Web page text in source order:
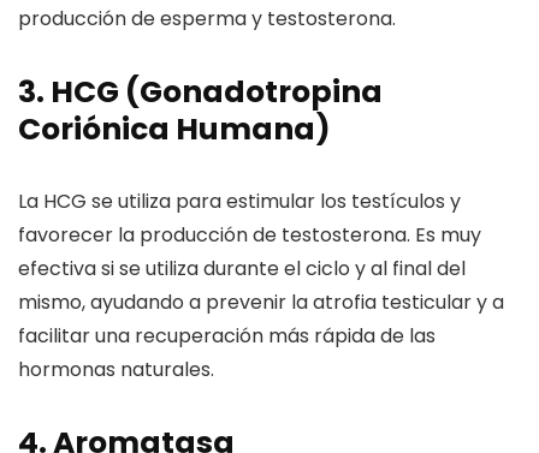
producción de esperma y testosterona.
3. HCG (Gonadotropina
Coriónica Humana)
La HCG se utiliza para estimular los testículos y
favorecer la producción de testosterona. Es muy
efectiva si se utiliza durante el ciclo y al final del
mismo, ayudando a prevenir la atrofia testicular y a
facilitar una recuperación más rápida de las
hormonas naturales.
4. Aromatasa